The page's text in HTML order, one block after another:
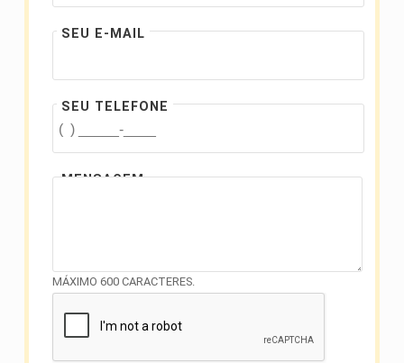
SEU E-MAIL
SEU TELEFONE
MENSAGEM
MÁXIMO 600 CARACTERES.